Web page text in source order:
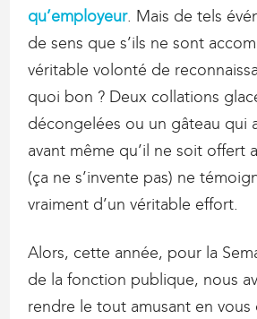
qu’employeur. Mais de tels
de sens que s’ils ne sont
véritable volonté de
quoi bon ? Deux collations
décongelées ou un gâteau qui
avant même qu’il ne soit offert
(ça ne s’invente pas) ne
vraiment d’un véritable effort.
Alors, cette année, pour la
de la fonction publique, nous
rendre le tout amusant en vous